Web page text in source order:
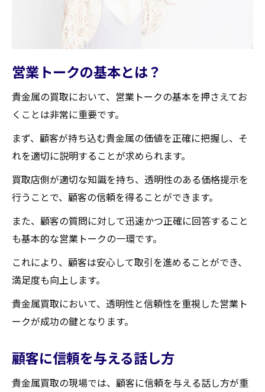
出張買取のメリット
出張買取のデメリット
出張買取の利用時に注意すべき点
信頼できる出張買取業者の選び方
トラブルを避けるためのポイント
訪問買取営業トークの成功事例
成功事例から学ぶ営業トーク
訪問時に効果的なトーク術
顧客の心を掴む話し方とは
訪問買取で信頼を得るコツ
成功事例の共通点
成功事例を応用する方法
信頼関係を築く重要性
良好な関係を保つためのポイント
問題が発生した場合の対処法
営業トークの基本とは？
貴金属の買取において、営業トークの基本を押さえてお
くことは非常に重要です。
まず、顧客が持ち込む貴金属の価値を正確に把握し、そ
れを適切に説明することが求められます。
買取店側が適切な知識を持ち、透明性のある価格提示を
行うことで、顧客の信頼を得ることができます。
また、顧客の質問に対して迅速かつ正確に回答すること
も基本的な営業トークの一環です。
これにより、顧客は安心して取引を進めることができ、
満足度も向上します。
貴金属買取において、透明性と信頼性を重視した営業ト
ークが成功の鍵となります。
顧客に信頼を与える話し方
貴金属買取の現場では、顧客に信頼を与える話し方が重